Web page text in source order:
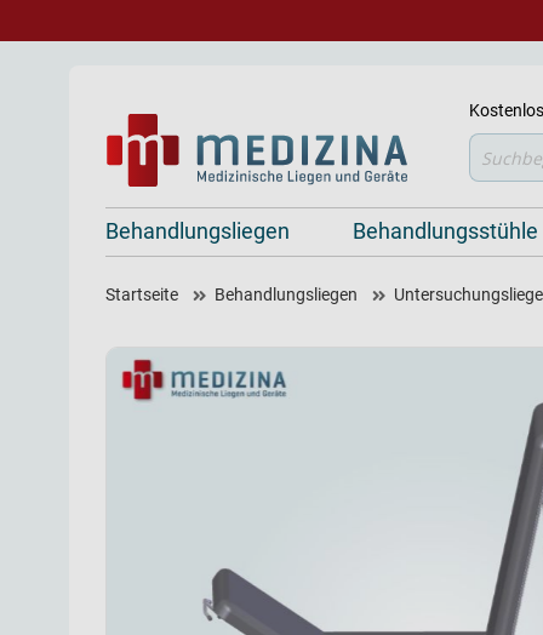
Suche
Behandlungsliegen Behandlungsstühle
Startseite Behandlungsliegen